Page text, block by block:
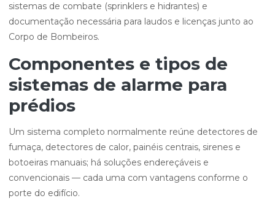
sistemas de combate (sprinklers e hidrantes) e
documentação necessária para laudos e licenças junto ao
Corpo de Bombeiros.
Componentes e tipos de
sistemas de alarme para
prédios
Um sistema completo normalmente reúne detectores de
fumaça, detectores de calor, painéis centrais, sirenes e
botoeiras manuais; há soluções endereçáveis e
convencionais — cada uma com vantagens conforme o
porte do edifício.